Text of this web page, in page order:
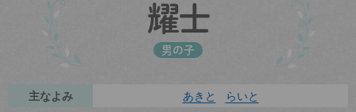
耀士
男の子
主なよみ あきと らいと